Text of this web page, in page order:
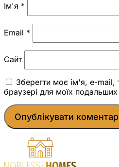
Ім'я *
Email *
Сайт
Зберегти моє ім'я, e-mail,
браузері для моїх подальших